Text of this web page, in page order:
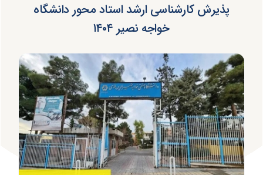
پذیرش کارشناسی ارشد استاد محور دانشگاه
خواجه نصیر ۱۴۰۴